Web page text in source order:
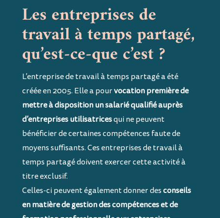
Les entreprises de
travail à temps partagé,
qu’est-ce-que c’est ?
L’entreprise de travail à temps partagé a été
créée en 2005. Elle a pourvocation première de
mettre à disposition un salarié qualifié auprès
d’entreprises utilisatricesqui ne peuvent
bénéficier de certaines compétences faute de
moyens suffisants. Ces entreprises de travail à
temps partagé doivent exercer cette activité à
titre exclusif.
Celles-ci peuvent également donner desconseils
en matière de gestion des compétences et de